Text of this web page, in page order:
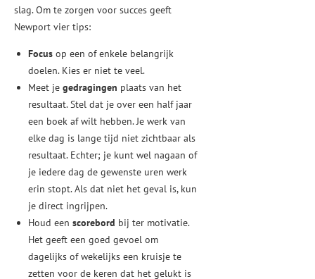
slag. Om te zorgen voor succes geeft
Newport vier tips:
Focus op een of enkele belangrijk
doelen. Kies er niet te veel.
Meet je gedragingen plaats van het
resultaat. Stel dat je over een half jaar
een boek af wilt hebben. Je werk van
elke dag is lange tijd niet zichtbaar als
resultaat. Echter; je kunt wel nagaan of
je iedere dag de gewenste uren werk
erin stopt. Als dat niet het geval is, kun
je direct ingrijpen.
Houd een scorebord bij ter motivatie.
Het geeft een goed gevoel om
dagelijks of wekelijks een kruisje te
zetten voor de keren dat het gelukt is